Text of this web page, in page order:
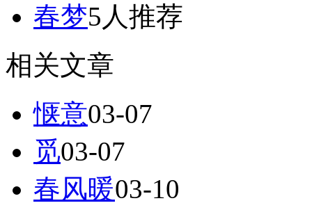
春梦5人推荐
相关文章
惬意03-07
觅03-07
春风暖03-10